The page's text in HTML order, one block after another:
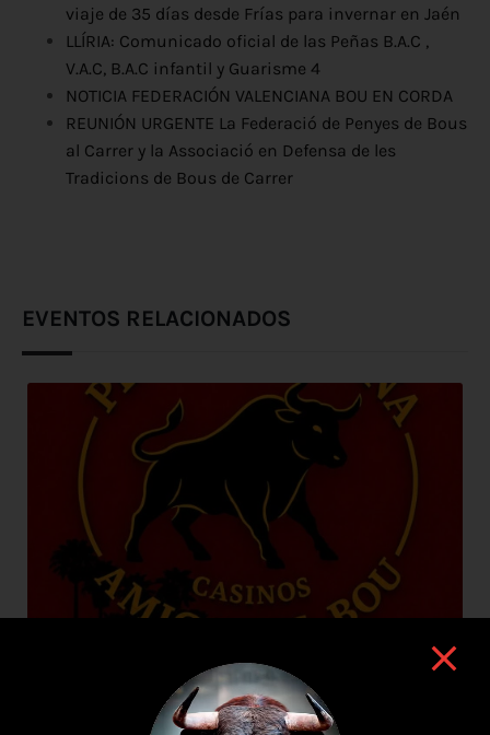
viaje de 35 días desde Frías para invernar en Jaén
LLÍRIA: Comunicado oficial de las Peñas B.A.C ,
V.A.C, B.A.C infantil y Guarisme 4
NOTICIA FEDERACIÓN VALENCIANA BOU EN CORDA
REUNIÓN URGENTE La Federació de Penyes de Bous
al Carrer y la Associació en Defensa de les
Tradicions de Bous de Carrer
EVENTOS RELACIONADOS